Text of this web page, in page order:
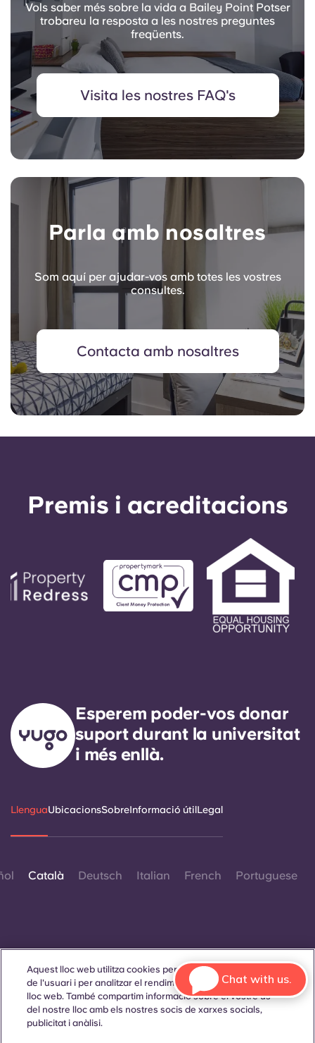
Vols saber més sobre la vida a Bailey Point Potser
trobareu la resposta a les nostres preguntes
freqüents.
Visita les nostres FAQ's
Parla amb nosaltres
Som aquí per ajudar-vos amb totes les vostres
consultes.
Contacta amb nosaltres
Premis i acreditacions
Esperem poder-vos donar
suport durant la universitat
i més enllà.
LlenguaUbicacionsSobreInformació útilLegal
Català Deutsch Italian French Portuguese
Contacta amb nosaltres
Aquest lloc web utilitza cookies per millorar l'experiència
de l'usuari i per analitzar el rendiment i el trànsit al nostre
lloc web. També compartim informació sobre el vostre ús
del nostre lloc amb els nostres socis de xarxes socials,
publicitat i anàlisi.
Chat with us.